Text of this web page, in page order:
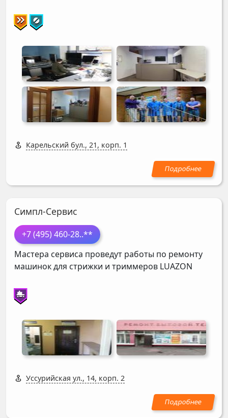
Карельский бул., 21, корп. 1
Симпл-Сервис
+7 (495) 460-28..**
Мастера сервиса проведут работы по ремонту
машинок для стрижки и триммеров LUAZON
Уссурийская ул., 14, корп. 2